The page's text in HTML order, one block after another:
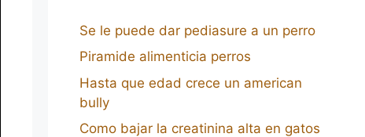
Se le puede dar pediasure a un perro
Piramide alimenticia perros
Hasta que edad crece un american
bully
Como bajar la creatinina alta en gatos